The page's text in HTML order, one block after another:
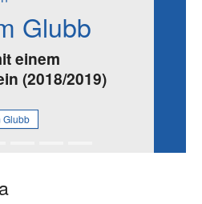
Glubb
einem
(2018/2019)
Glubb